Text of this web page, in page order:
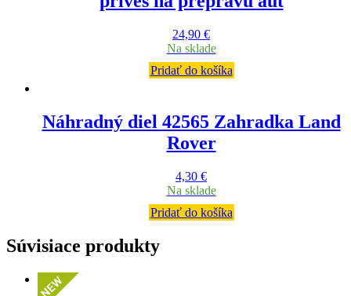
24,90 €
Na sklade
Pridať do košíka
Náhradný diel 42565 Zahradka Land
Rover
4,30 €
Na sklade
Pridať do košíka
Súvisiace produkty